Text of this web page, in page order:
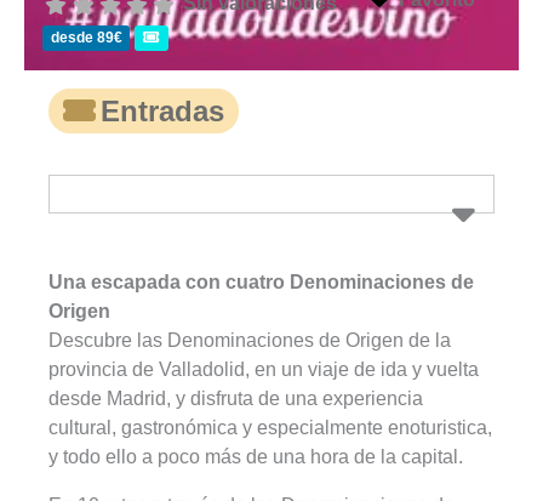
desde 89€
Entradas
Una escapada con cuatro Denominaciones de
Origen
Descubre las Denominaciones de Origen de la
provincia de Valladolid, en un viaje de ida y vuelta
desde Madrid, y disfruta de una experiencia
cultural, gastronómica y especialmente enoturistica,
y todo ello a poco más de una hora de la capital.